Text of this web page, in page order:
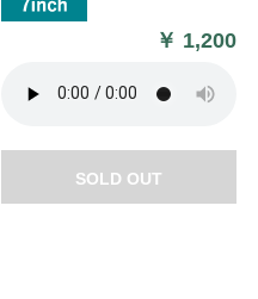
￥ 1,200
SOLD OUT